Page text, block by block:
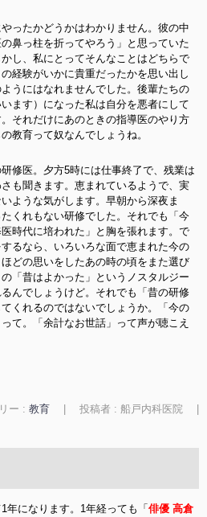
ったかどうかはわかりません。彼の中
鼻っ柱を折ってやろう」と思っていた
し、私にとってそんなことはどちらで
経験がいかに貴重だったかを思い出し
うにはなれませんでした。後輩たちの
ます）になった私は自分を悪者にして
それだけにあのときの指導医のやり方
教育って奴なんでしょうね。
修医。夕方5時には仕事終了で、残業は
も聞きます。恵まれているようで、実
ような気がします。早朝から深夜ま
くれもない研修でした。それでも「今
時代に培われた」と胸を張れます。で
るなら、いろいろな面で恵まれた今の
どの思いをしたあの時の頃をまた選び
「昔はよかった」というノスタルジー
んでしょうけど。それでも「昔の研修
くれるのではないでしょうか。「今の
て。「余計なお世話」って声が聴こえ
ー : 教育 投稿者 : 船戸内科医院
年になります。1年経っても「 俳優 高倉